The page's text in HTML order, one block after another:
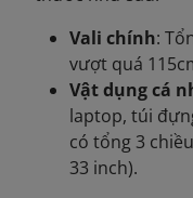
Vali chính:
vượt quá
Vật dụng cá
laptop, túi
có tổng 3
33 inch).